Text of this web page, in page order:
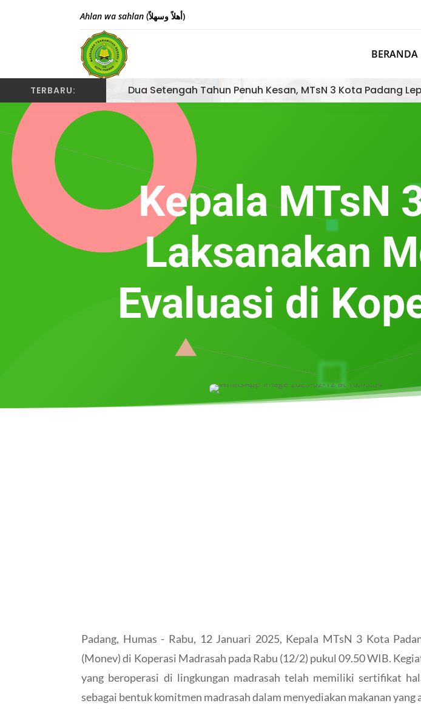
Ahlan wa sahlan (أهلاً وسهلاً)
BERANDA
TERBARU: Dua Setengah Tahun Penuh Kesan, MTsN 3 Kota Padang
Kepala MTsN
Laksanakan
Evaluasi di
Padang, Humas - Rabu, 12 Januari 2025, Kepala MTsN 3 Kota
(Monev) di Koperasi Madrasah pada Rabu (12/2) pukul 09.50 WIB.
yang beroperasi di lingkungan madrasah telah memiliki sertifikat
sebagai bentuk komitmen madrasah dalam menyediakan makanan